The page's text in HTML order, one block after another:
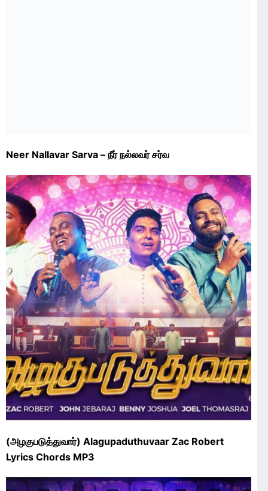
Neer Nallavar Sarva – நீர் நல்லவர் சர்வ
(அழகுபடுத்துவார்) Alagupaduthuvaar Zac Robert
Lyrics Chords MP3